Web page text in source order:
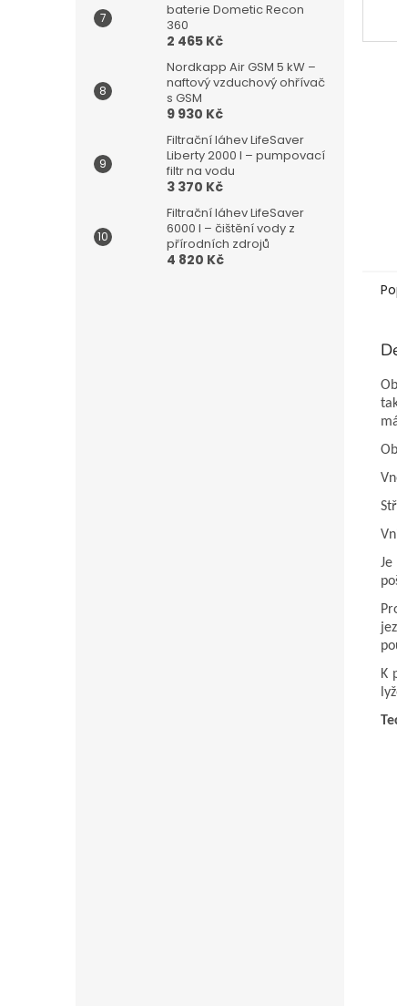
baterie Dometic Recon
360
2 465 Kč
Nordkapp Air GSM 5 kW –
naftový vzduchový ohřívač
s GSM
9 930 Kč
Filtrační láhev LifeSaver
Liberty 2000 l – pumpovací
filtr na vodu
3 370 Kč
Filtrační láhev LifeSaver
6000 l – čištění vody z
přírodních zdrojů
4 820 Kč
K